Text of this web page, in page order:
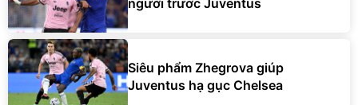
người trước Juventus
Siêu phẩm Zhegrova giúp
Juventus hạ gục Chelsea